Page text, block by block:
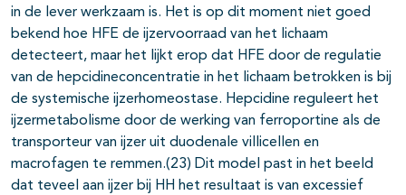
in de lever werkzaam is. Het is op dit moment niet goed
bekend hoe HFE de ijzervoorraad van het lichaam
detecteert, maar het lijkt erop dat HFE door de regulatie
van de hepcidineconcentratie in het lichaam betrokken is bij
de systemische ijzerhomeostase. Hepcidine reguleert het
ijzermetabolisme door de werking van ferroportine als de
transporteur van ijzer uit duodenale villicellen en
macrofagen te remmen.(23) Dit model past in het beeld
dat teveel aan ijzer bij HH het resultaat is van excessief